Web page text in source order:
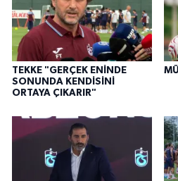
TEKKE "GERÇEK ENİNDE
SONUNDA KENDİSİNİ
ORTAYA ÇIKARIR"